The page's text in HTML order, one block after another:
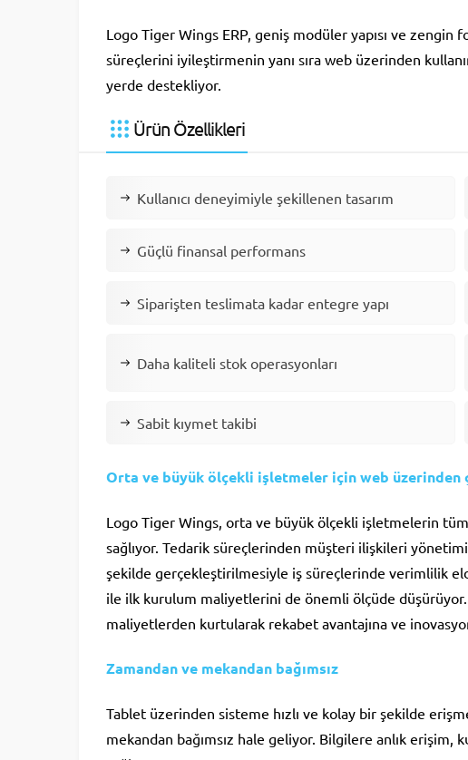
Logo Tiger Wings ERP, geniş modüler yapısı ve
süreçlerini iyileştirmenin yanı sıra web üzerinden
yerde destekliyor.
Ürün Özellikleri
Kullanıcı deneyimiyle şekillenen tasarım
Güçlü finansal performans
Siparişten teslimata kadar entegre yapı
Daha kaliteli stok operasyonları
Sabit kıymet takibi
Orta ve büyük ölçekli işletmeler için web üzerinden
Logo Tiger Wings, orta ve büyük ölçekli işletmelerin
sağlıyor. Tedarik süreçlerinden müşteri ilişkileri
şekilde gerçekleştirilmesiyle iş süreçlerinde verimlilik
ile ilk kurulum maliyetlerini de önemli ölçüde
maliyetlerden kurtularak rekabet avantajına ve
Zamandan ve mekandan bağımsız
Tablet üzerinden sisteme hızlı ve kolay bir şekilde
mekandan bağımsız hale geliyor. Bilgilere anlık erişim,